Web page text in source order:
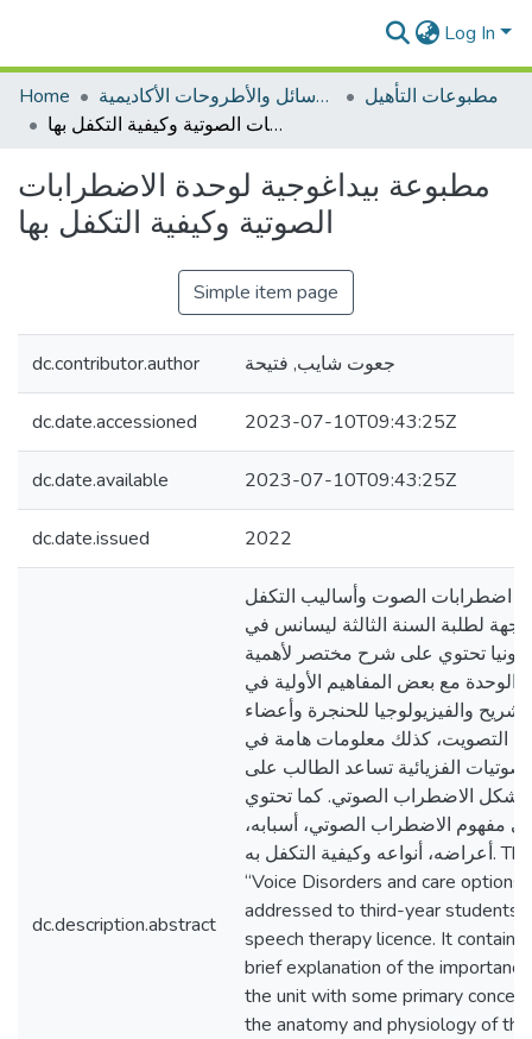
Log In
Home الرسائل والأطروحات الأكاديمية
مطبوعات التأهيل
مطبوعة بيداغوجية لوحدة الاضطرابات الصوتية وكيفية التكفل بها
مطبوعة بيداغوجية لوحدة الاضطرابات
الصوتية وكيفية التكفل بها
Simple item page
dc.contributor.author جعوت شايب, فتيحة
dc.date.accessioned 2023-07-10T09:43:25Z
dc.date.available 2023-07-10T09:43:25Z
dc.date.issued 2022
dc.description.abstract
اضطرابات الصوت وأساليب التكفل
لطلبة السنة الثالثة ليسانس في
تحتوي على شرح مختصر لأهمية
الوحدة مع بعض المفاهيم الأولية في
والفيزيولوجيا للحنجرة وأعضاء
التصويت، كذلك معلومات هامة في
الفزيائية تساعد الطالب على
تشكل الاضطراب الصوتي. كما تحتوي
مفهوم الاضطراب الصوتي، أسبابه،
أعراضه، أنواعه وكيفية التكفل به. The unit
“Voice Disorders and care
addressed to third-year students
speech therapy licence. It contains
brief explanation of the
the unit with some primary
the anatomy and physiology of the